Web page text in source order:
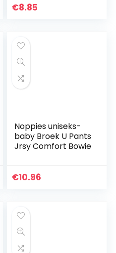
€8.85
Noppies uniseks-
baby Broek U Pants
Jrsy Comfort Bowie
€10.96